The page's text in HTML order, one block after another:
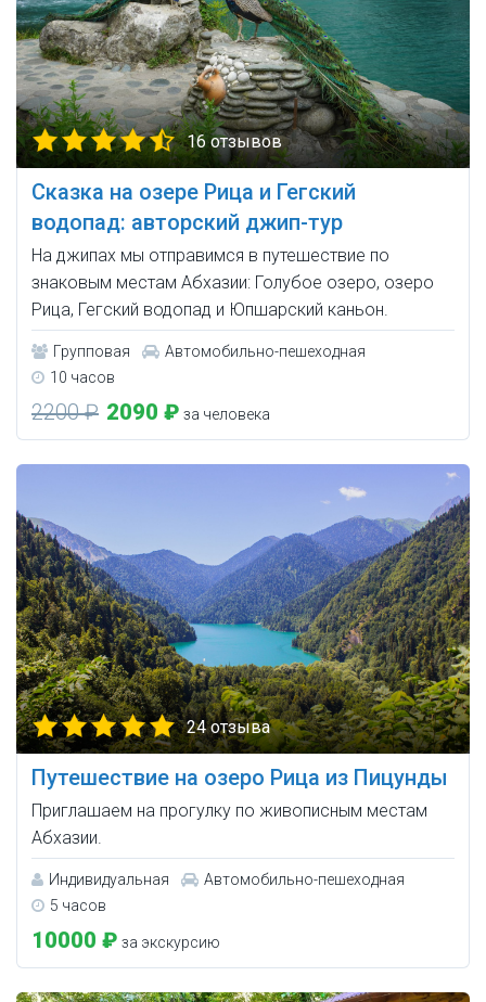
16 отзывов
Сказка на озере Рица и Гегский
водопад: авторский джип-тур
На джипах мы отправимся в путешествие по
знаковым местам Абхазии: Голубое озеро, озеро
Рица, Гегский водопад и Юпшарский каньон.
Групповая
Автомобильно-пешеходная
10 часов
2200 ₽ 2090 ₽ за человека
24 отзыва
Путешествие на озеро Рица из Пицунды
Приглашаем на прогулку по живописным местам
Абхазии.
Индивидуальная
Автомобильно-пешеходная
5 часов
10000 ₽ за экскурсию